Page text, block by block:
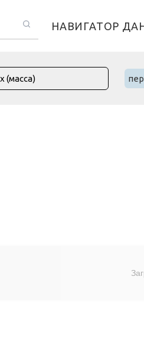
НАВИГАТОР